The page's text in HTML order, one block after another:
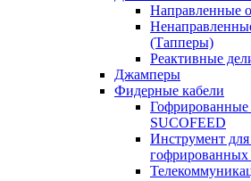
Направленные
(Тапперы)
Реактивные
Джамперы
Фидерные кабели
SUCOFEED
Инструмент
гофрированных